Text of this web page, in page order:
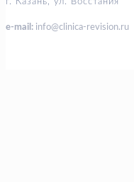
e-mail: info@clinica-revision.ru